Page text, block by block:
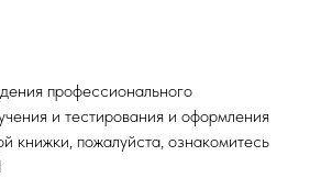
профессионального
и тестирования и оформления
книжки, пожалуйста, ознакомитесь